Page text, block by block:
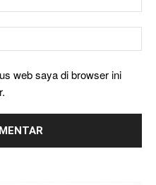
web saya di browser ini